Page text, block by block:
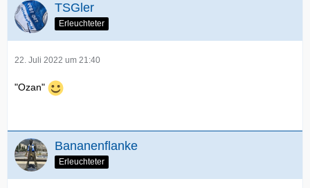
TSGler
Erleuchteter
22. Juli 2022 um 21:40
"Ozan"
Bananenflanke
Erleuchteter